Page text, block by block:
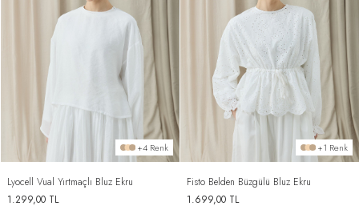
+4 Renk
Lyocell Vual Yırtmaçlı Bluz Ekru
1.299,00TL
+1 Renk
Fisto Belden Büzgülü Bluz Ekru
1.699,00TL